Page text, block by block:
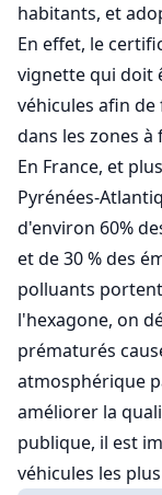
habitants, et
En effet, le
vignette qui doit
véhicules afin
dans les zones à
En France, et
Pyrénées-
d'environ 60%
et de 30 % des
polluants
l'hexagone, on
prématurés
atmosphérique
améliorer la
publique, il est
véhicules les